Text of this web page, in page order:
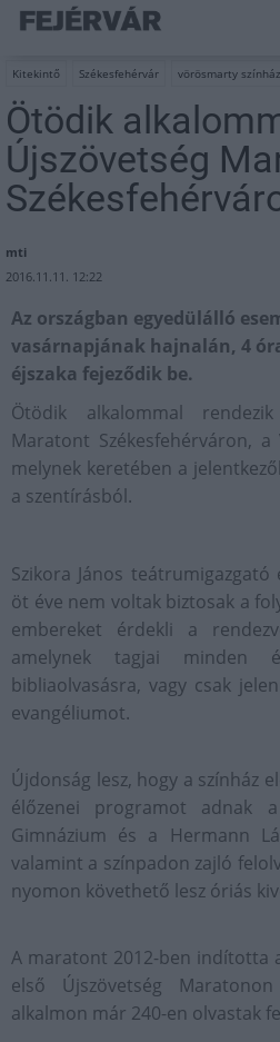
Kitekintő Székesfehérvár vörösmarty színház
Ötödik
Újszövetség
mti
2016.11.11. 12:22
Az országban egyedülálló
vasárnapjának hajnalán, 4
éjszaka fejeződik be.
Ötödik alkalommal
Maratont Székesfehérváron, a
melynek keretében a
a szentírásból.
Szikora János
öt éve nem voltak biztosak a
embereket érdekli a
amelynek tagjai minden
bibliaolvasásra, vagy csak
evangéliumot.
Újdonság lesz, hogy a színház
élőzenei programot adnak
Gimnázium és a Hermann
valamint a színpadon zajló
nyomon követhető lesz óriás
A maratont 2012-ben indította
első Újszövetség
alkalmon már 240-en olvastak